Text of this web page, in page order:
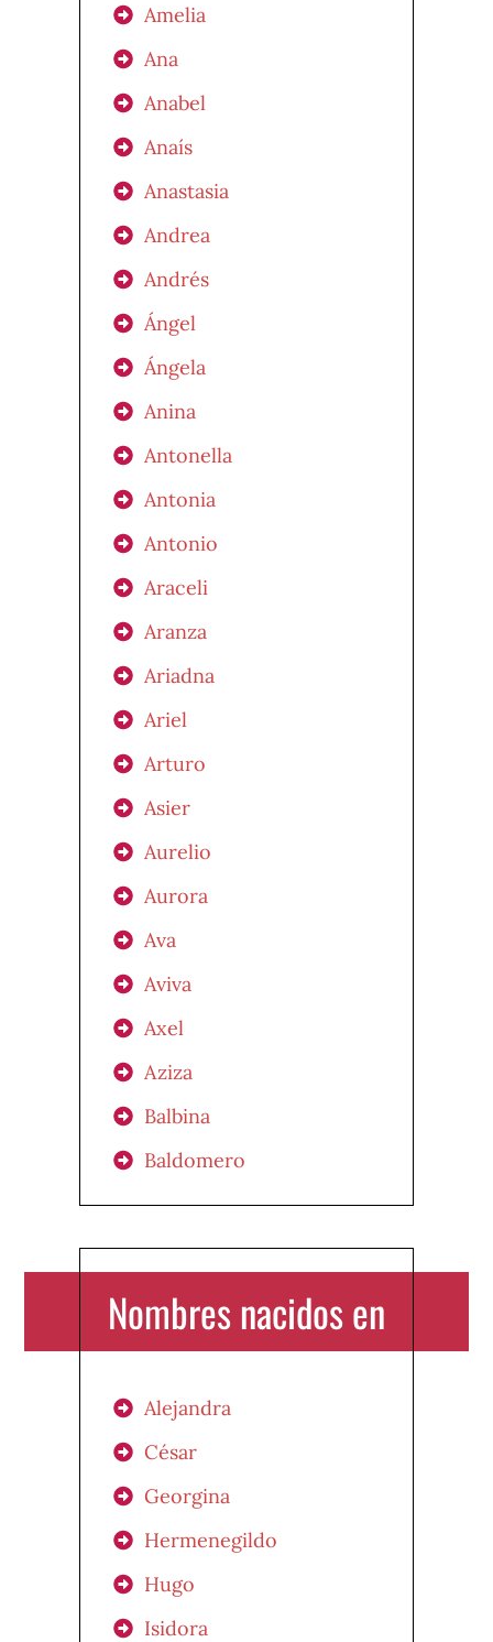
Amelia
Ana
Anabel
Anaís
Anastasia
Andrea
Andrés
Ángel
Ángela
Anina
Antonella
Antonia
Antonio
Araceli
Aranza
Ariadna
Ariel
Arturo
Asier
Aurelio
Aurora
Ava
Aviva
Axel
Aziza
Balbina
Baldomero
Nombres nacidos en
Alejandra
César
Georgina
Hermenegildo
Hugo
Isidora